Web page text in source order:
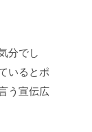
分でし
いるとポ
う宣伝広